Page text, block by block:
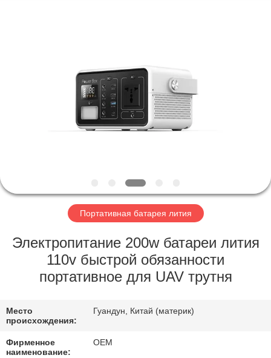
ПРОДУКТЫ
ПУТЕШЕСТВИЕ
ФАБРИКИ
ПРОВЕРКА
КАЧЕСТВА
СВЯЖИТЕСЬ
МЫ
Портативная батарея лития
Электропитание 200w батареи лития
110v быстрой обязанности
портативное для UAV трутня
Место
происхождения:
Гуандун, Китай (материк)
Фирменное
наименование:
OEM